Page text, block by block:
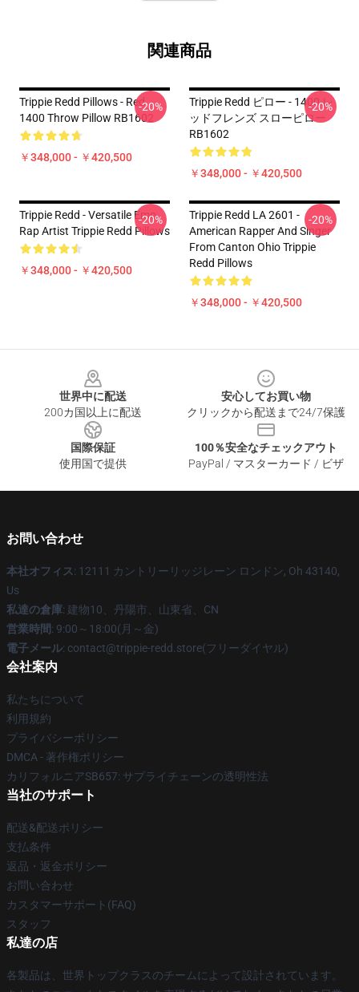
関連商品
Trippie Redd Pillows - Red
1400 Throw Pillow RB1602
￥348,000 - ￥420,500
-20%
Trippie Redd ピロー - 1400 レ
ッドフレンズ スローピロー
RB1602
￥348,000 - ￥420,500
-20%
Trippie Redd - Versatile Emo
Rap Artist Trippie Redd Pillows
￥348,000 - ￥420,500
-20%
Trippie Redd LA 2601 -
American Rapper And Singer
From Canton Ohio Trippie
Redd Pillows
￥348,000 - ￥420,500
-20%
世界中に配送
200カ国以上に配送
安心してお買い物
クリックから配送まで24/7保護
国際保証
使用国で提供
100％安全なチェックアウト
PayPal / マスターカード / ビザ
お問い合わせ
本社オフィス: 12111 カントリーリッジレーン ロンドン, Oh 43140,
Us
私達の倉庫: 建物10、丹陽市、山東省、CN
営業時間: 9:00～18:00(月～金)
電子メール: contact@trippie-redd.store(フリーダイヤル)
会社案内
私たちについて
利用規約
プライバシーポリシー
DMCA - 著作権ポリシー
カリフォルニアSB657: サプライチェーンの透明性法
当社のサポート
配送&配送ポリシー
支払条件
返品・返金ポリシー
お問い合わせ
カスタマーサポート(FAQ)
スタッフ
私達の店
各製品は、世界トップクラスのチームによって設計されています。